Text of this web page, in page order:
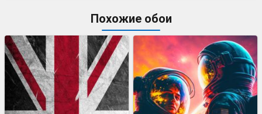
Похожие обои